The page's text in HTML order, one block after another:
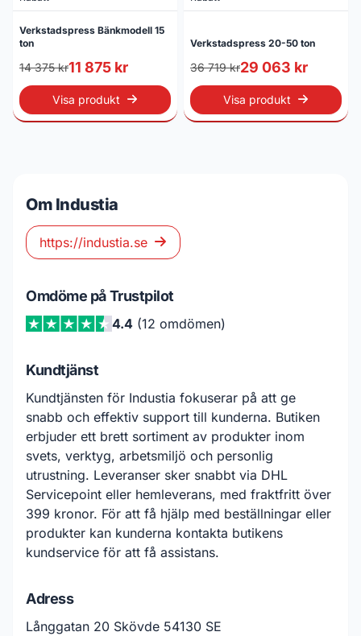
Verkstadspress Bänkmodell 15
ton
14 375 kr11 875 kr
Visa produkt
Verkstadspress 20-50 ton
36 719 kr29 063 kr
Visa produkt
Om Industia
https://industia.se
Omdöme på Trustpilot
4.4 (12 omdömen)
Kundtjänst
Kundtjänsten för Industia fokuserar på att ge
snabb och effektiv support till kunderna. Butiken
erbjuder ett brett sortiment av produkter inom
svets, verktyg, arbetsmiljö och personlig
utrustning. Leveranser sker snabbt via DHL
Servicepoint eller hemleverans, med fraktfritt över
399 kronor. För att få hjälp med beställningar eller
produkter kan kunderna kontakta butikens
kundservice för att få assistans.
Adress
Långgatan 20 Skövde 54130 SE